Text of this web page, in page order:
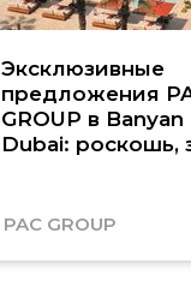
Эксклюзивные
предложения
GROUP в Banyan
Dubai: роскошь,
PAC GROUP